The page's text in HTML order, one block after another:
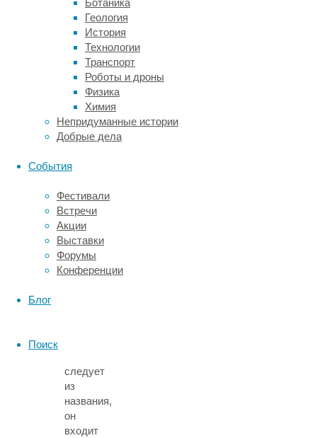
Ботаника
Геология
История
Технологии
Транспорт
Роботы и дроны
Физика
Химия
Непридуманные истории
Добрые дела
События
Фестивали
Встречи
Акции
Выставки
Форумы
Конференции
Блог
Поиск
Процедуру
изучали
бабуинах.
вводили
радиоактивную
молекулу,
меченую
радиоизотопом
J)
которая
должна
была
«цепляться»
к
следует
из
названия,
он
входит